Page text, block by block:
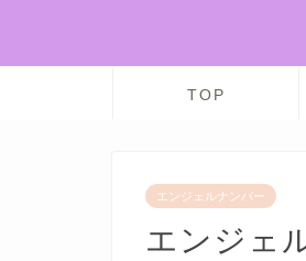
TOP
エンジェルナンバー
エンジェ